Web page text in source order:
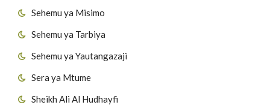
Sehemu ya Misimo
Sehemu ya Tarbiya
Sehemu ya Yautangazaji
Sera ya Mtume
Sheikh Ali Al Hudhayfi